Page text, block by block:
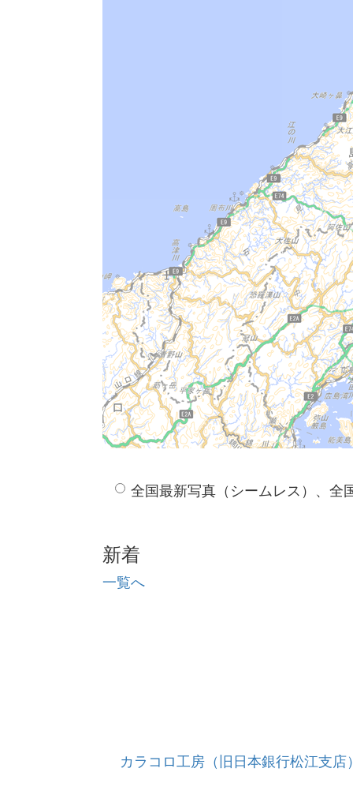
全国最新写真（シームレス）、全
新着
一覧へ
カラコロ工房（旧日本銀行松江支店